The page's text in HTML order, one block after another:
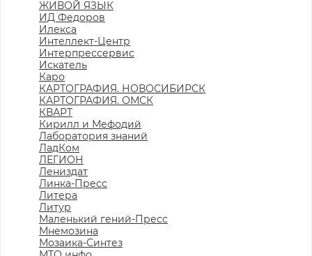
ЖИВОЙ ЯЗЫК
ИД Федоров
Илекса
Интеллект-Центр
Интерпрессервис
Искатель
Каро
КАРТОГРАФИЯ. НОВОСИБИРСК
КАРТОГРАФИЯ. ОМСК
КВАРТ
Кирилл и Мефодий
Лаборатория знаний
ЛадКом
ЛЕГИОН
Лениздат
Линка-Пресс
Литера
Литур
Маленький гений-Пресс
Мнемозина
Мозаика-Синтез